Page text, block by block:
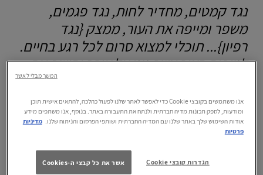
נגד קמטים, מחדיר לחות, נגד פגמים,
משפר ומייפה את העור, ממצק {נגד
רפיון}... תוכלי למצוא סרום לכל רגע בחיים.
לטיפוח העור אשר מגן על עורך וחושף את
אנו משתמשים בקובצי Cookie כדי לאפשר לאתר שלנו לפעול כהלכה, להתאים אישית תוכן
ומודעות, לספק תכונות מדיה חברתית ולנתח את התעבורה באתר. בנוסף, אנו משתפים מידע
אודות השימוש שלך באתר שלנו עם המדיה החברתית ושותפי הפרסום והניתוח שלנו. מדיניות
פרטיות
הגדרות קובצי Cookie אשר את כל קבצי ה-Cookies
המשך מבלי לאשר